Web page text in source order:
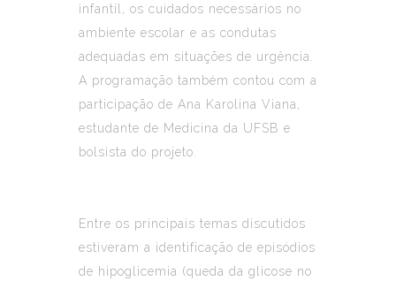
infantil, os cuidados necessários no
ambiente escolar e as condutas
adequadas em situações de urgência.
A programação também contou com a
participação de Ana Karolina Viana,
estudante de Medicina da UFSB e
bolsista do projeto.
Entre os principais temas discutidos
estiveram a identificação de episódios
de hipoglicemia (queda da glicose no